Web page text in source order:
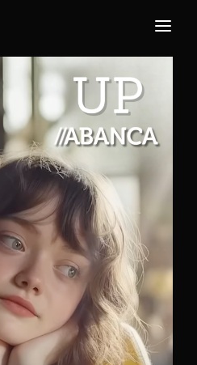
begin your search or hit ESC
close.
Register
SIGN IN